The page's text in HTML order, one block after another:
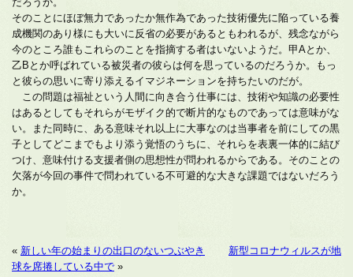
そのことにほぼ無力であったか無作為であった技術優先に陥っている養
成機関のあり様にも大いに反省の必要があるともわれるが、残念ながら
今のところ誰もこれらのことを指摘する者はいないようだ。甲Aとか、
乙Bとか呼ばれている被災者の彼らは何を思っているのだろうか。もっ
と彼らの思いに寄り添えるイマジネーションを持ちたいのだが。
この問題は福祉という人間に向き合う仕事には、技術や知識の必要性
はあるとしてもそれらがモザイク的で断片的なものであっては意味がな
い。また同時に、ある意味それ以上に大事なのは当事者を前にしての黒
子としてどこまでもより添う覚悟のうちに、それらを表裏一体的に結び
つけ、意味付ける支援者側の思想性が問われるからである。そのことの
欠落が今回の事件で問われている不可避的な大きな課題ではないだろう
か。
« 新しい年の始まりの出口のないつぶやき
新型コロナウィルスが地
球を席捲している中で »